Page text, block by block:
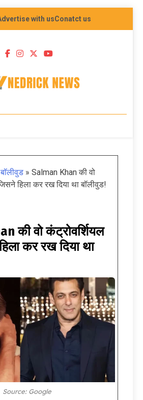
with usConatct us
NEWS
बॉलीवुड » Salman Khan की वो
हिला कर रख दिया था बॉलीवुड!
की वो कंट्रोवर्शियल
कर रख दिया था
Source: Google